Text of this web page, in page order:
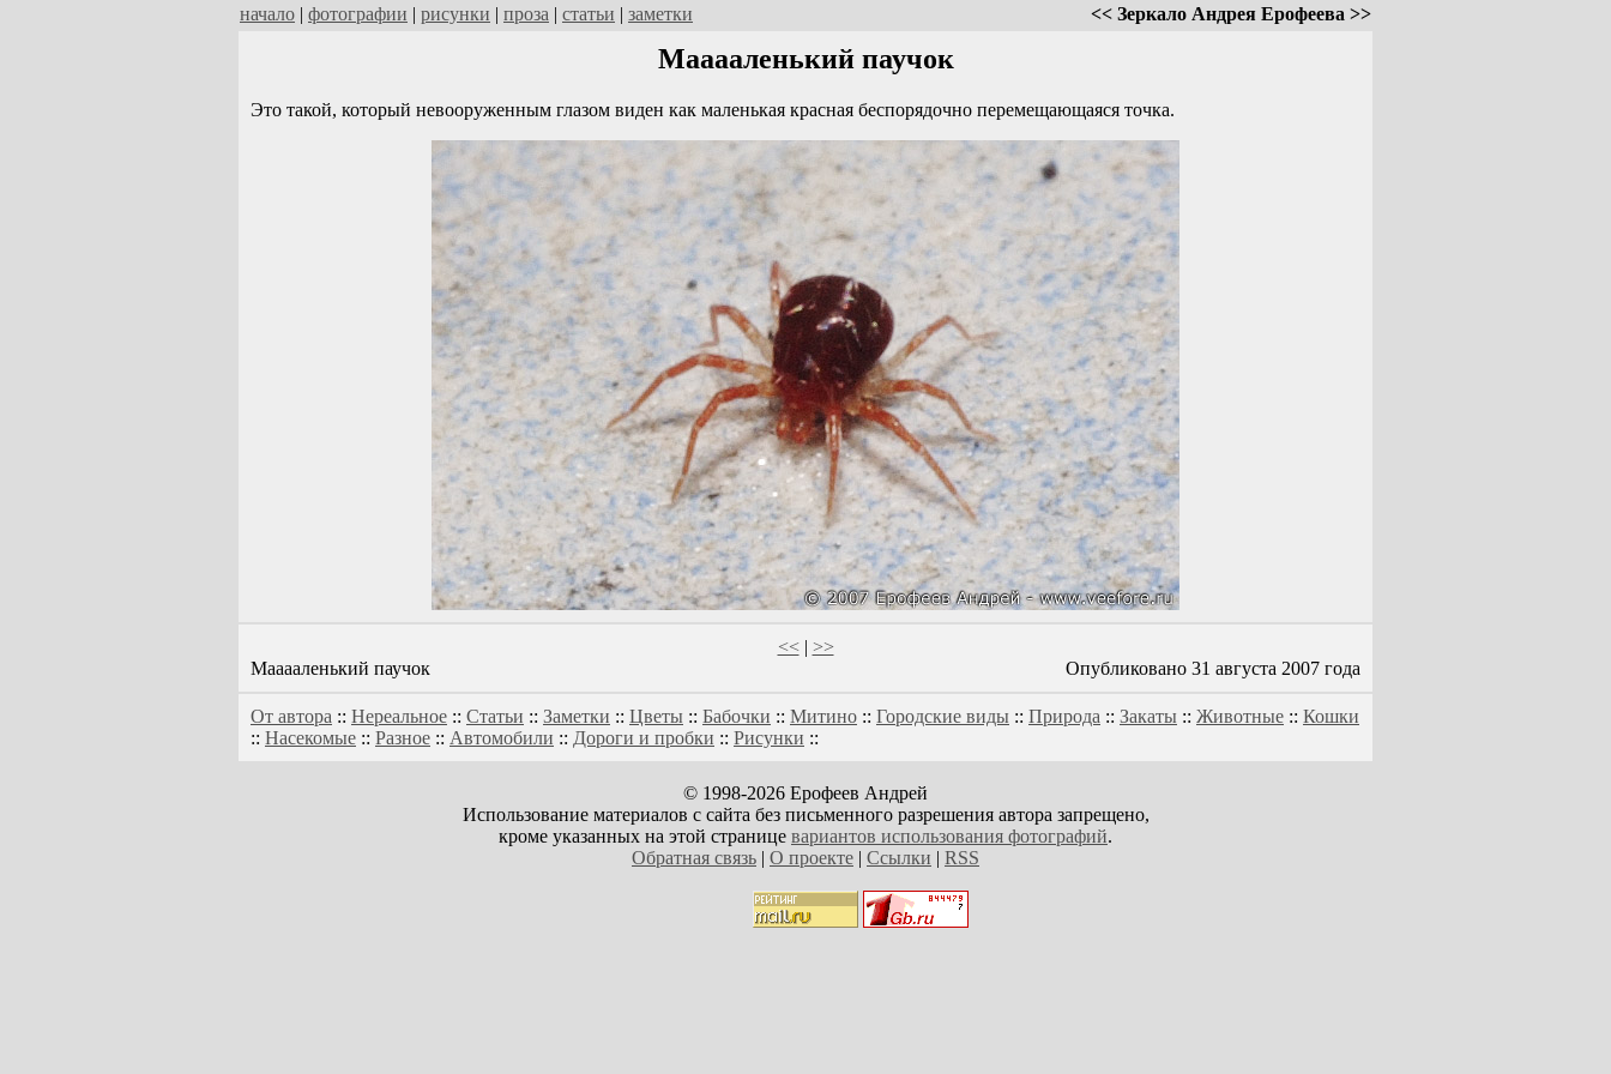
начало | фотографии | рисунки | проза | статьи | заметки << Зеркало Андрея Ерофеева >>
Мааааленький паучок
Это такой, который невооруженным глазом виден как маленькая красная беспорядочно перемещающаяся точка.
<<| >>
Мааааленький паучок
Опубликовано 31 августа 2007 года
От автора :: Нереальное :: Статьи :: Заметки :: Цветы :: Бабочки :: Митино :: Городские виды :: Природа :: Закаты :: Животные :: Кошки
:: Насекомые :: Разное :: Автомобили :: Дороги и пробки :: Рисунки ::
© 1998-2026 Ерофеев Андрей
Использование материалов с сайта без письменного разрешения автора запрещено,
кроме указанных на этой странице вариантов использования фотографий.
Обратная связь | О проекте | Ссылки | RSS